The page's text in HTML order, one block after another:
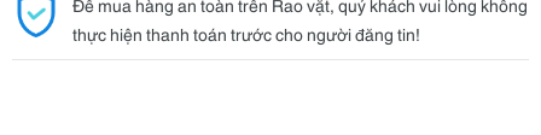
Để mua hàng an toàn trên Rao vặt, quý khách vui lòng không
thực hiện thanh toán trước cho người đăng tin!